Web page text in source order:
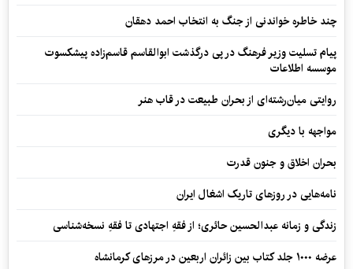
چند خاطره خواندنی از جنگ به انتخاب احمد دهقان
پیام تسلیت وزیر فرهنگ در پی درگذشت ابوالقاسم قاسم‌زاده پیشکسوت
موسسه اطلاعات
روایتی میان‌رشته‌ای از بحران طبیعت در قاب هنر
مواجهه با دیگری
بحران اخلاق و جنون قدرت
نامه‌هایی در روزهای تاریک اشغال ایران
زندگی و زمانه عبدالحسین حائری؛ از فقهِ اجتهادی تا فقهِ نسخه‌شناسی
عرضه ۱۰۰۰ جلد کتاب بین زائران اربعین در مرزهای کرمانشاه